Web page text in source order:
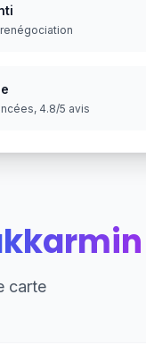
4.8/5 avis
carte